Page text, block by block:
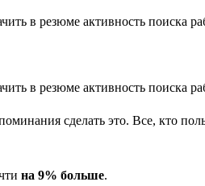
сделать это. Все, кто
на 9% больше.